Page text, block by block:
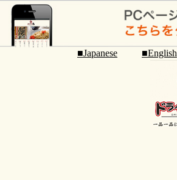
■Japanese ■English